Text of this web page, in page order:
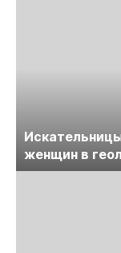
женщин в